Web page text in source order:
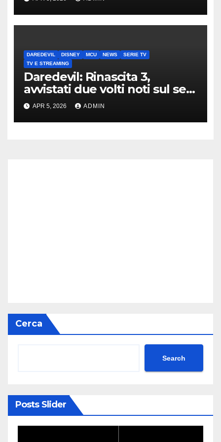
DAREDEVIL DISNEY MCU NEWS
SERIE TV
TV E STREAMING
Daredevil: Rinascita 3,
avvistati due volti noti sul set
di New York
APR 5, 2026 ADMIN
Cerca
Search
Posts Slider